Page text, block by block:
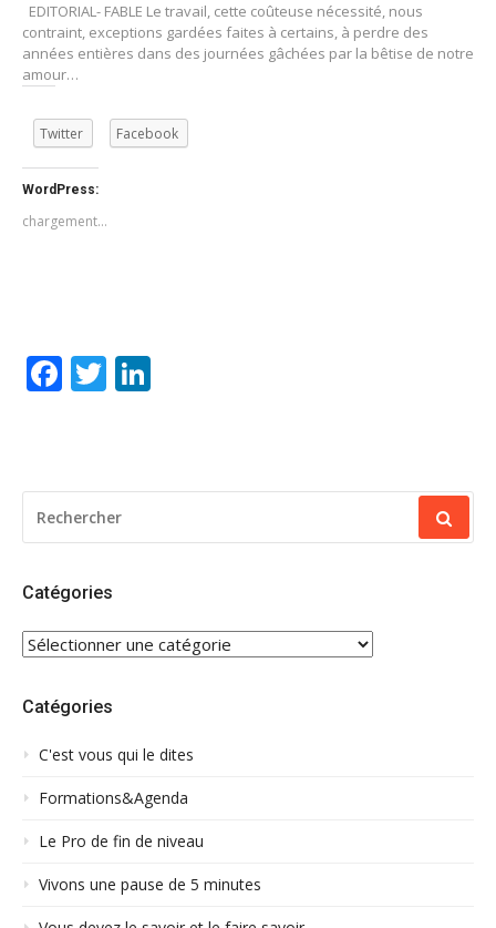
EDITORIAL- FABLE Le travail, cette coûteuse nécessité, nous
contraint, exceptions gardées faites à certains, à perdre des
années entières dans des journées gâchées par la bêtise de notre
amour…
Twitter Facebook
WordPress:
chargement…
Facebook
Twitter
POUR
:
Catégories
CATÉGORIES
Catégories
C'est vous qui le dites
Formations&Agenda
Le Pro de fin de niveau
Vivons une pause de 5 minutes